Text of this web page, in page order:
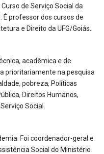
de Serviço Social da
É professor dos cursos de
e Direito da UFG/Goiás.
acadêmica e de
prioritariamente na pesquisa
pobreza, Políticas
Direitos Humanos,
Social.
Foi coordenador-geral e
Social do Ministério